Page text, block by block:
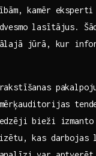
kamēr
​lasītājus.
jūrā, ⁢kur
bieži izmanto
kas darbojas